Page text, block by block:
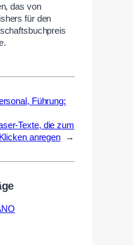
das von
für den
Führung:
Texte, die zum
Klicken anregen
→